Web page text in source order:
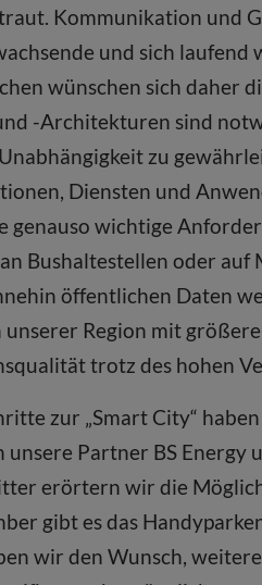
Kommunikation und
und sich
wünschen sich daher
-Architekturen sind
zu
Diensten und
genauso wichtige
Bushaltestellen oder
öffentlichen Daten
unserer Region mit
trotz des hohen
zur „Smart City“
unsere Partner BS
erörtern wir die
gibt es das
wir den Wunsch,